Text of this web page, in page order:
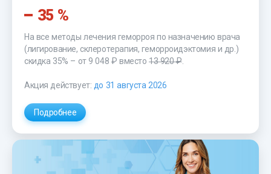
35 %
На все методы лечения геморроя по назначению врача
(лигирование, склеротерапия, геморроидэктомия и др.)
скидка 35% – от 9 048 ₽ вместо 13 920 ₽.
Акция действует: до 31 августа 2026
Подробнее